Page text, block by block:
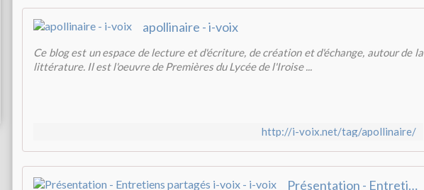
apollinaire - i-voix
Ce blog est un espace de lecture et d'écriture, de création et d'échange, autour de la
littérature. Il est l'oeuvre de Premières du Lycée de l'Iroise ...
http://i-voix.net/tag/apollinaire/
Présentation - Entretiens partagés i-voix - i-voix